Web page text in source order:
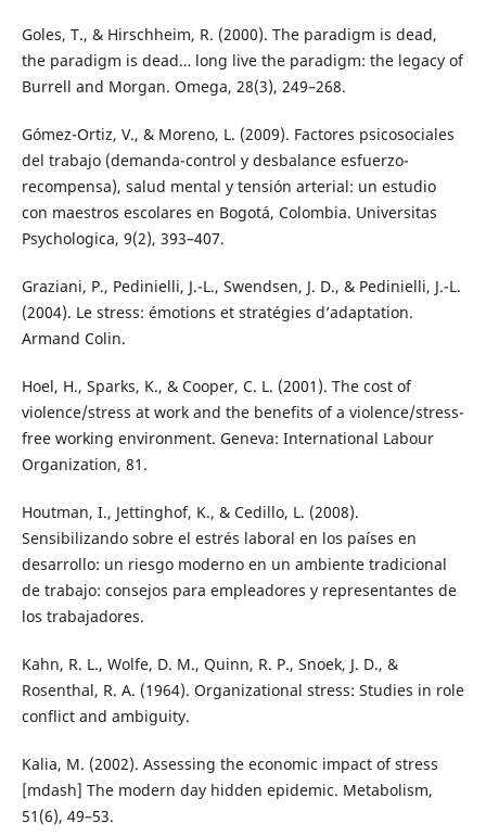
Goles, T., & Hirschheim, R. (2000). The paradigm is dead,
the paradigm is dead… long live the paradigm: the legacy of
Burrell and Morgan. Omega, 28(3), 249–268.
Gómez-Ortiz, V., & Moreno, L. (2009). Factores psicosociales
del trabajo (demanda-control y desbalance esfuerzo-
recompensa), salud mental y tensión arterial: un estudio
con maestros escolares en Bogotá, Colombia. Universitas
Psychologica, 9(2), 393–407.
Graziani, P., Pedinielli, J.-L., Swendsen, J. D., & Pedinielli, J.-L.
(2004). Le stress: émotions et stratégies d’adaptation.
Armand Colin.
Hoel, H., Sparks, K., & Cooper, C. L. (2001). The cost of
violence/stress at work and the benefits of a violence/stress-
free working environment. Geneva: International Labour
Organization, 81.
Houtman, I., Jettinghof, K., & Cedillo, L. (2008).
Sensibilizando sobre el estrés laboral en los países en
desarrollo: un riesgo moderno en un ambiente tradicional
de trabajo: consejos para empleadores y representantes de
los trabajadores.
Kahn, R. L., Wolfe, D. M., Quinn, R. P., Snoek, J. D., &
Rosenthal, R. A. (1964). Organizational stress: Studies in role
conflict and ambiguity.
Kalia, M. (2002). Assessing the economic impact of stress
[mdash] The modern day hidden epidemic. Metabolism,
51(6), 49–53.